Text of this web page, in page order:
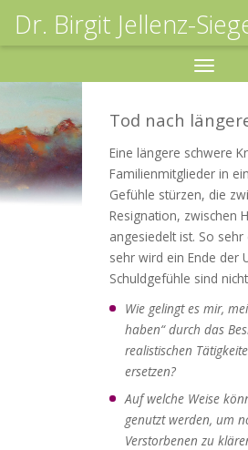
Dr. Birgit Jellenz-
Toggle
Tod nach
Eine längere schwere
Familienmitglieder in
Gefühle stürzen, die
Resignation, zwischen
angesiedelt ist. So
sehr wird ein Ende der
Schuldgefühle sind
Wie gelingt es mir,
haben“ durch das
realistischen
ersetzen?
Auf welche Weise
genutzt werden, um
Verstorbenen zu